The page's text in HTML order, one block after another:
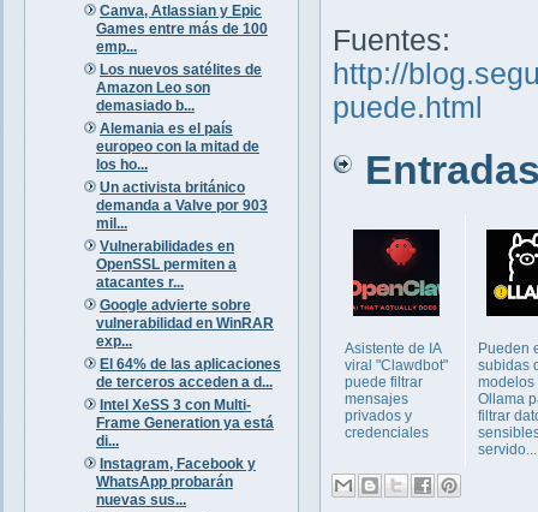
Canva, Atlassian y Epic
Games entre más de 100
emp...
Los nuevos satélites de
Amazon Leo son
demasiado b...
Alemania es el país
europeo con la mitad de
los ho...
Un activista británico
demanda a Valve por 903
mil...
Vulnerabilidades en
OpenSSL permiten a
atacantes r...
Google advierte sobre
vulnerabilidad en WinRAR
exp...
El 64% de las aplicaciones
de terceros acceden a d...
Intel XeSS 3 con Multi-
Frame Generation ya está
di...
Instagram, Facebook y
WhatsApp probarán
nuevas sus...
Fuentes:
http://
puede.html
Entradas
Asistente de IA
viral "Clawdbot"
puede filtrar
mensajes
privados y
credenciales
Pueden
subidas
modelos
Ollama
filtrar
servido...